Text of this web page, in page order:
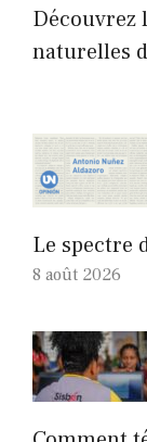
Découvrez
naturelles
Le spectre
8 août 2026